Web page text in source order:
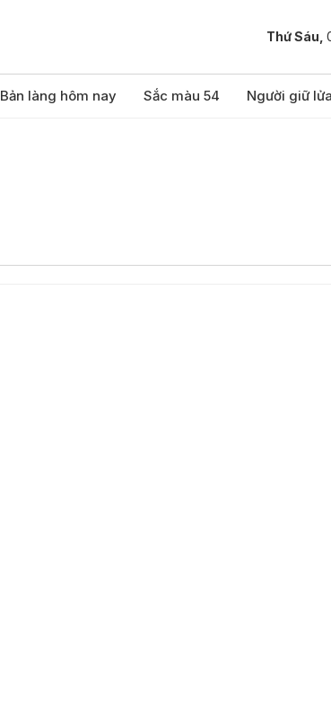
Thứ Sáu,
Bản làng hôm nay Sắc màu 54 Người giữ lửa